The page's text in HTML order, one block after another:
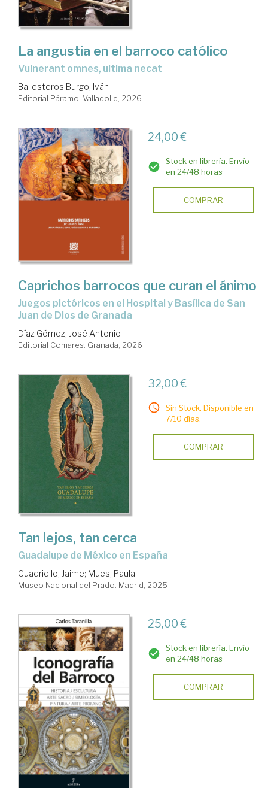
La angustia en el barroco católico
Vulnerant omnes, ultima necat
Ballesteros Burgo, Iván
Editorial Páramo. Valladolid, 2026
24,00 €
Stock en librería. Envío
en 24/48 horas
COMPRAR
Caprichos barrocos que curan el ánimo
Juegos pictóricos en el Hospital y Basílica de San
Juan de Dios de Granada
Díaz Gómez, José Antonio
Editorial Comares. Granada, 2026
32,00 €
Sin Stock. Disponible en
7/10 días.
COMPRAR
Tan lejos, tan cerca
Guadalupe de México en España
Cuadriello, Jaime; Mues, Paula
Museo Nacional del Prado. Madrid, 2025
25,00 €
Stock en librería. Envío
en 24/48 horas
COMPRAR